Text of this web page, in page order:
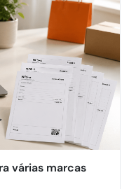
várias marcas